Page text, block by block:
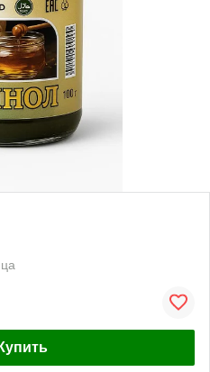
Купить